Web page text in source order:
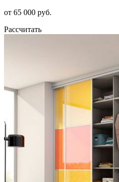
от 65 000 руб.
Рассчитать